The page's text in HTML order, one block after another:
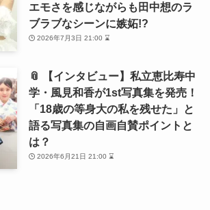
エモさを感じながらも田中想のラ
ブラブなシーンに嫉妬!?
2026年7月3日 21:00 ⌛
📎 【インタビュー】私立恵比寿中
学・風見和香が1st写真集を発売！
「18歳の等身大の私を残せた」と
語る写真集の自画自賛ポイントと
は？
2026年6月21日 21:00 ⌛